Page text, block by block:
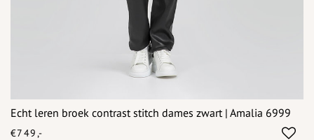
Echt leren broek contrast stitch dames zwart | Amalia 6999
€749,-